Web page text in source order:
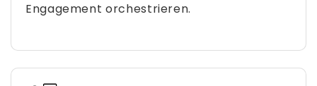
Engagement orchestrieren.